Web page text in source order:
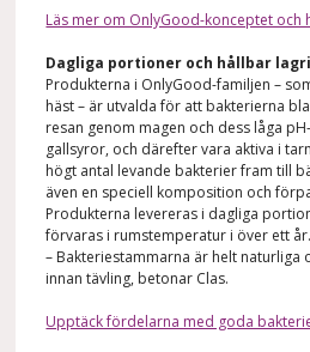
Läs mer om OnlyGood-konceptet och
Dagliga portioner och hållbar
Produkterna i OnlyGood-familjen –
häst – är utvalda för att bakterierna
resan genom magen och dess låga
gallsyror, och däreftervara aktiva i
högt antal levande bakterier fram till
även en speciell komposition och
Produkterna levereras i dagliga
förvaras i rumstemperatur i över ett år.
– Bakteriestammarna är helt naturliga
innan tävling, betonar Clas.
Upptäck fördelarna med goda